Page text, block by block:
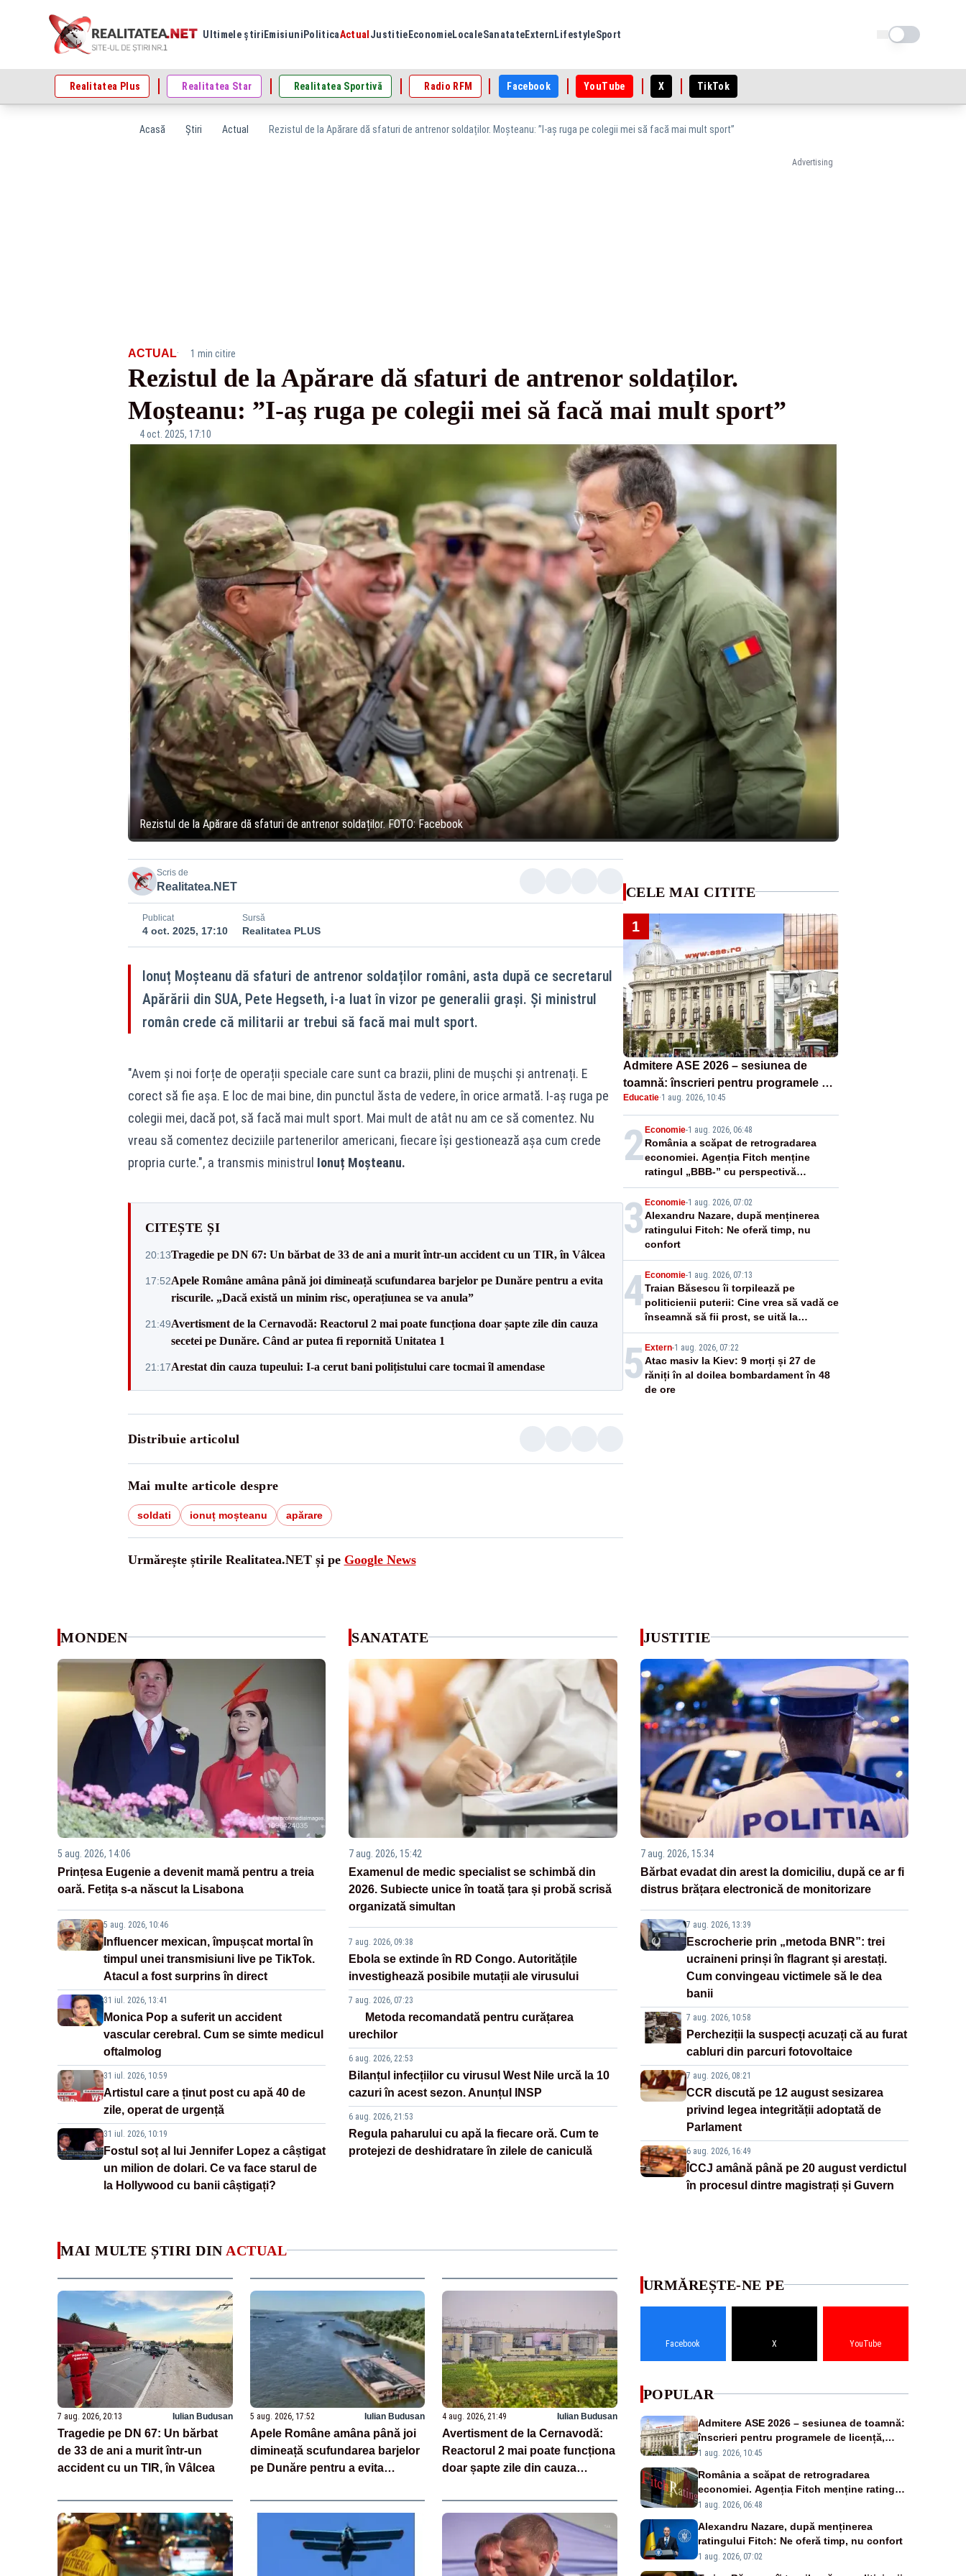
Ultimele știri Emisiuni PoliticaActual Justitie EconomieLocaleSanatateExtern LifestyleSport Schimba tema
Realitatea Plus Realitatea Star Realitatea Sportivă Radio RFM Facebook YouTube X TikTok
Acasă Știri Actual Rezistul de la Apărare dă sfaturi de antrenor soldaților. Moșteanu: ”I-aș ruga pe colegii mei să facă mai mult sport”
Advertising
ACTUAL· 1 min citire
Rezistul de la Apărare dă sfaturi de antrenor soldaților.
Moșteanu: ”I-aș ruga pe colegii mei să facă mai mult sport”
4 oct. 2025, 17:10
Rezistul de la Apărare dă sfaturi de antrenor soldaților. FOTO: Facebook
Scris de
Realitatea.NET
Publicat
4 oct. 2025, 17:10
Sursă
Realitatea PLUS
Ionuț Moșteanu dă sfaturi de antrenor soldaților români, asta după ce secretarul
Apărării din SUA, Pete Hegseth, i-a luat în vizor pe generalii grași. Și ministrul
român crede că militarii ar trebui să facă mai mult sport.
"Avem și noi forțe de operații speciale care sunt ca brazii, plini de mușchi și antrenați. E
corect să fie așa. E loc de mai bine, din punctul ăsta de vedere, în orice armată. I-aș ruga pe
colegii mei, dacă pot, să facă mai mult sport. Mai mult de atât nu am ce să comentez. Nu
vreau să comentez deciziile partenerilor americani, fiecare își gestionează așa cum crede
propria curte.", a transmis ministrul Ionuț Moșteanu.
CITEȘTE ȘI
20:13Tragedie pe DN 67: Un bărbat de 33 de ani a murit într-un accident cu un TIR, în Vâlcea
17:52Apele Române amâna până joi dimineață scufundarea barjelor pe Dunăre pentru a evita
riscurile. „Dacă există un minim risc, operațiunea se va anula”
21:49Avertisment de la Cernavodă: Reactorul 2 mai poate funcționa doar șapte zile din cauza
secetei pe Dunăre. Când ar putea fi repornită Unitatea 1
21:17Arestat din cauza tupeului: I-a cerut bani polițistului care tocmai îl amendase
Distribuie articolul
Mai multe articole despre
soldati ionuț moșteanu apărare
Urmărește știrile Realitatea.NET și pe Google News
CELE MAI CITITE
1
Admitere ASE 2026 – sesiunea de
toamnă: înscrieri pentru programele de
licență, masterat și doctorat
Educatie·1 aug. 2026, 10:45
2Economie-1 aug. 2026, 06:48
România a scăpat de retrogradarea
economiei. Agenția Fitch menține
ratingul „BBB-” cu perspectivă
negativă
3 Economie-1 aug. 2026, 07:02
Alexandru Nazare, după menținerea
ratingului Fitch: Ne oferă timp, nu
confort
4Economie-1 aug. 2026, 07:13
Traian Băsescu îi torpilează pe
politicienii puterii: Cine vrea să vadă ce
înseamnă să fii prost, se uită la
România
5 Extern-1 aug. 2026, 07:22
Atac masiv la Kiev: 9 morți și 27 de
răniți în al doilea bombardament în 48
de ore
MONDEN
5 aug. 2026, 14:06
Prințesa Eugenie a devenit mamă pentru a treia
oară. Fetița s-a născut la Lisabona
5 aug. 2026, 10:46
Influencer mexican, împușcat mortal în
timpul unei transmisiuni live pe TikTok.
Atacul a fost surprins în direct
31 iul. 2026, 13:41
Monica Pop a suferit un accident
vascular cerebral. Cum se simte medicul
oftalmolog
31 iul. 2026, 10:59
Artistul care a ținut post cu apă 40 de
zile, operat de urgență
31 iul. 2026, 10:19
Fostul soț al lui Jennifer Lopez a câștigat
un milion de dolari. Ce va face starul de
la Hollywood cu banii câștigați?
SANATATE
7 aug. 2026, 15:42
Examenul de medic specialist se schimbă din
2026. Subiecte unice în toată țara și probă scrisă
organizată simultan
7 aug. 2026, 09:38
Ebola se extinde în RD Congo. Autoritățile
investighează posibile mutații ale virusului
7 aug. 2026, 07:23
Metoda recomandată pentru curățarea
urechilor
6 aug. 2026, 22:53
Bilanțul infecțiilor cu virusul West Nile urcă la 10
cazuri în acest sezon. Anunțul INSP
6 aug. 2026, 21:53
Regula paharului cu apă la fiecare oră. Cum te
protejezi de deshidratare în zilele de caniculă
JUSTITIE
7 aug. 2026, 15:34
Bărbat evadat din arest la domiciliu, după ce ar fi
distrus brățara electronică de monitorizare
7 aug. 2026, 13:39
Escrocherie prin „metoda BNR”: trei
ucraineni prinși în flagrant și arestați.
Cum convingeau victimele să le dea
banii
7 aug. 2026, 10:58
Percheziții la suspecți acuzați că au furat
cabluri din parcuri fotovoltaice
7 aug. 2026, 08:21
CCR discută pe 12 august sesizarea
privind legea integrității adoptată de
Parlament
6 aug. 2026, 16:49
ÎCCJ amână până pe 20 august verdictul
în procesul dintre magistrați și Guvern
MAI MULTE ȘTIRI DIN ACTUAL
7 aug. 2026, 20:13 Iulian Budusan
Tragedie pe DN 67: Un bărbat
de 33 de ani a murit într-un
accident cu un TIR, în Vâlcea
5 aug. 2026, 17:52 Iulian Budusan
Apele Române amâna până joi
dimineață scufundarea barjelor
pe Dunăre pentru a evita
risc, operațiunea se va anula”
4 aug. 2026, 21:49 Iulian Budusan
Avertisment de la Cernavodă:
Reactorul 2 mai poate funcționa
doar șapte zile din cauza
putea fi repornită Unitatea 1
URMĂREȘTE-NE PE
Facebook X YouTube
POPULAR
Admitere ASE 2026 – sesiunea de toamnă:
înscrieri pentru programele de licență,
masterat și doctorat
1 aug. 2026, 10:45
România a scăpat de retrogradarea
economiei. Agenția Fitch menține ratingul
„BBB-” cu perspectivă negativă
1 aug. 2026, 06:48
Alexandru Nazare, după menținerea
ratingului Fitch: Ne oferă timp, nu confort
1 aug. 2026, 07:02